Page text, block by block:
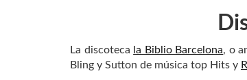
La discoteca la Biblio Barcelona, o
Bling y Sutton de música top Hits y